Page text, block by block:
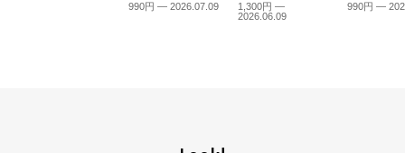
990円 — 2026.07.09
1,300円 —
2026.06.09
990円 —